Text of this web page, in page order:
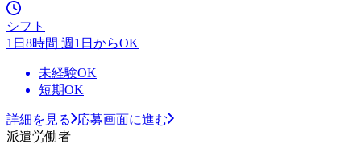
シフト
1日8時間 週1日からOK
未経験OK
短期OK
詳細を見る
応募画面に進む
派遣労働者